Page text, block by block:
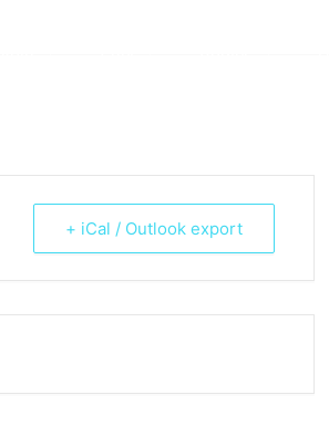
+ iCal / Outlook export